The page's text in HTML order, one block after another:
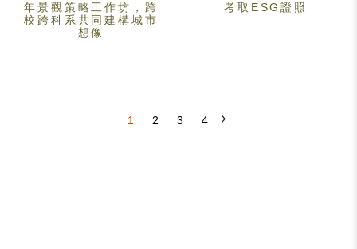
年景觀策略工作坊，跨
校跨科系共同建構城市
想像
考取ESG證照
1 2 3 4